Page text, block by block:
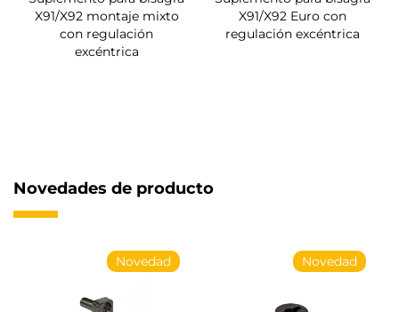
X91/X92 montaje mixto
con regulación
excéntrica
X91/X92 Euro con
regulación excéntrica
Novedades de producto
Novedad Novedad